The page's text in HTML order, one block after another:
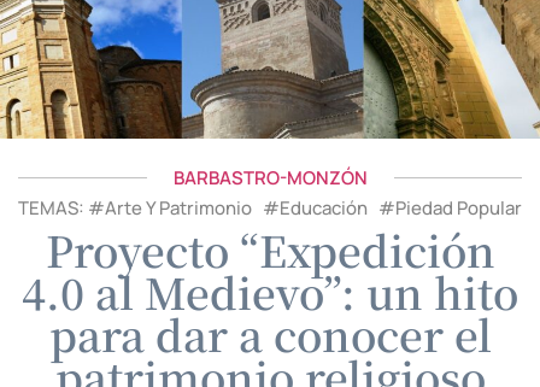
BARBASTRO-MONZÓN
TEMAS: #Arte Y Patrimonio #Educación #Piedad Popular
Proyecto “Expedición
4.0 al Medievo”: un hito
para dar a conocer el